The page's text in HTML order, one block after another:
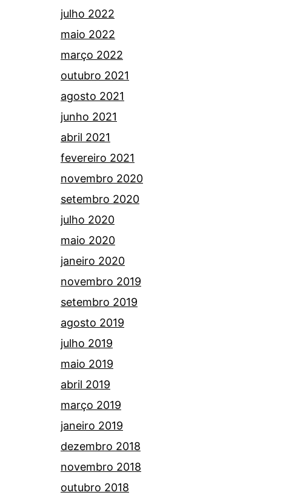
julho 2022
maio 2022
março 2022
outubro 2021
agosto 2021
junho 2021
abril 2021
fevereiro 2021
novembro 2020
setembro 2020
julho 2020
maio 2020
janeiro 2020
novembro 2019
setembro 2019
agosto 2019
julho 2019
maio 2019
abril 2019
março 2019
janeiro 2019
dezembro 2018
novembro 2018
outubro 2018